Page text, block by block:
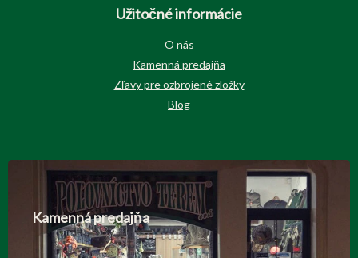
Užitočné informácie
O nás
Kamenná predajňa
Zľavy pre ozbrojené zložky
Blog
Kamenná predajňa